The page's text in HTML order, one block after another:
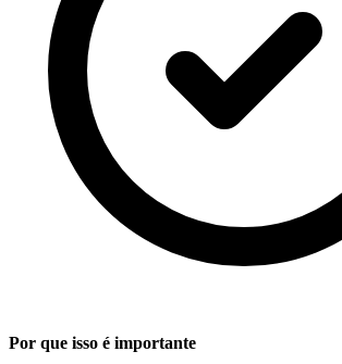
Por que isso é importante